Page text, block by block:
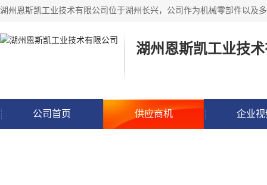
湖州恩斯凯工业技
公司首页 供应商机 企业视